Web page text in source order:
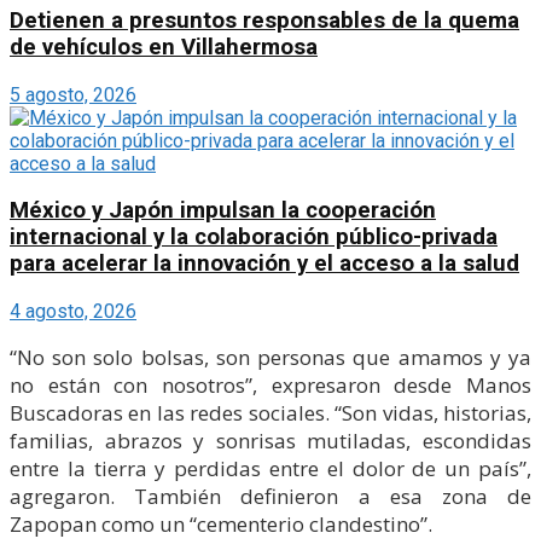
Detienen a presuntos responsables de la quema
de vehículos en Villahermosa
5 agosto, 2026
México y Japón impulsan la cooperación
internacional y la colaboración público-privada
para acelerar la innovación y el acceso a la salud
4 agosto, 2026
“No son solo bolsas, son personas que amamos y ya
no están con nosotros”, expresaron desde Manos
Buscadoras en las redes sociales. “Son vidas, historias,
familias, abrazos y sonrisas mutiladas, escondidas
entre la tierra y perdidas entre el dolor de un país”,
agregaron. También definieron a esa zona de
Zapopan como un “cementerio clandestino”.